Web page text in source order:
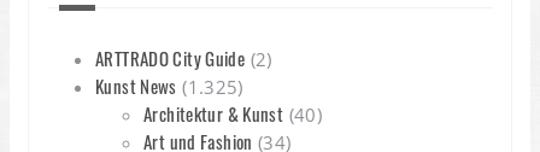
ARTTRADO City Guide (2)
Kunst News (1.325)
Architektur & Kunst (40)
Art und Fashion (34)